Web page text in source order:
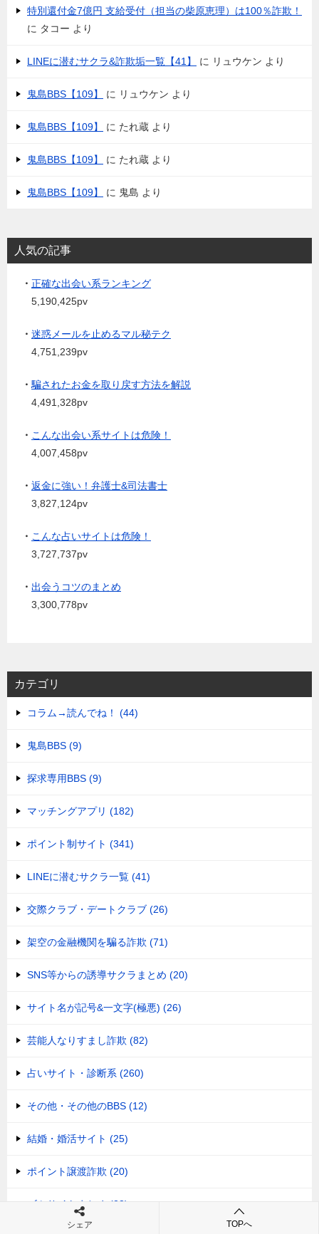
特別還付金7億円 支給受付（担当の柴原恵理）は100％詐欺！
に タコー より
LINEに潜むサクラ&詐欺垢一覧【41】 に リュウケン より
鬼島BBS【109】 に リュウケン より
鬼島BBS【109】 に たれ蔵 より
鬼島BBS【109】 に たれ蔵 より
鬼島BBS【109】 に 鬼島 より
人気の記事
・ 正確な出会い系ランキング
5,190,425pv
・ 迷惑メールを止めるマル秘テク
4,751,239pv
・ 騙されたお金を取り戻す方法を解説
4,491,328pv
・ こんな出会い系サイトは危険！
4,007,458pv
・ 返金に強い！弁護士&司法書士
3,827,124pv
・ こんな占いサイトは危険！
3,727,737pv
・ 出会うコツのまとめ
3,300,778pv
カテゴリ
コラム→読んでね！ (44)
鬼島BBS (9)
探求専用BBS (9)
マッチングアプリ (182)
ポイント制サイト (341)
LINEに潜むサクラ一覧 (41)
交際クラブ・デートクラブ (26)
架空の金融機関を騙る詐欺 (71)
SNS等からの誘導サクラまとめ (20)
サイト名が記号&一文字(極悪) (26)
芸能人なりすまし詐欺 (82)
占いサイト・診断系 (260)
その他・その他のBBS (12)
結婚・婚活サイト (25)
ポイント譲渡詐欺 (20)
ゴミサイトまとめ (23)
シェア TOPへ